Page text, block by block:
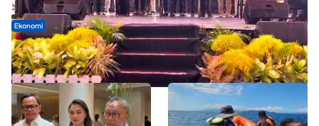
Ekonomi
Seminar di Ternate, Mendes Perkuat Sinergi Percepatan
Kopdes Merah Putih